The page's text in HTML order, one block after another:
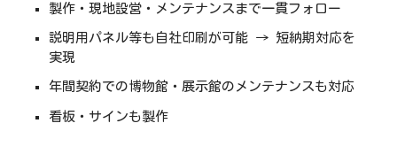
製作・現地設営・メンテナンスまで一貫フォロー
説明用パネル等も自社印刷が可能 → 短納期対応を
実現
年間契約での博物館・展示館のメンテナンスも対応
看板・サインも製作